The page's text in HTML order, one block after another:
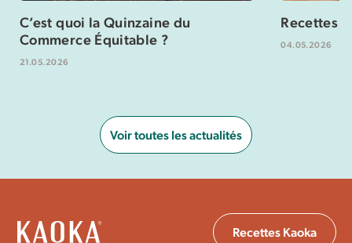
C’est quoi la Quinzaine du
Commerce Équitable ?
21.05.2026
Recettes
04.05.2026
Voir toutes les actualités
Recettes Kaoka